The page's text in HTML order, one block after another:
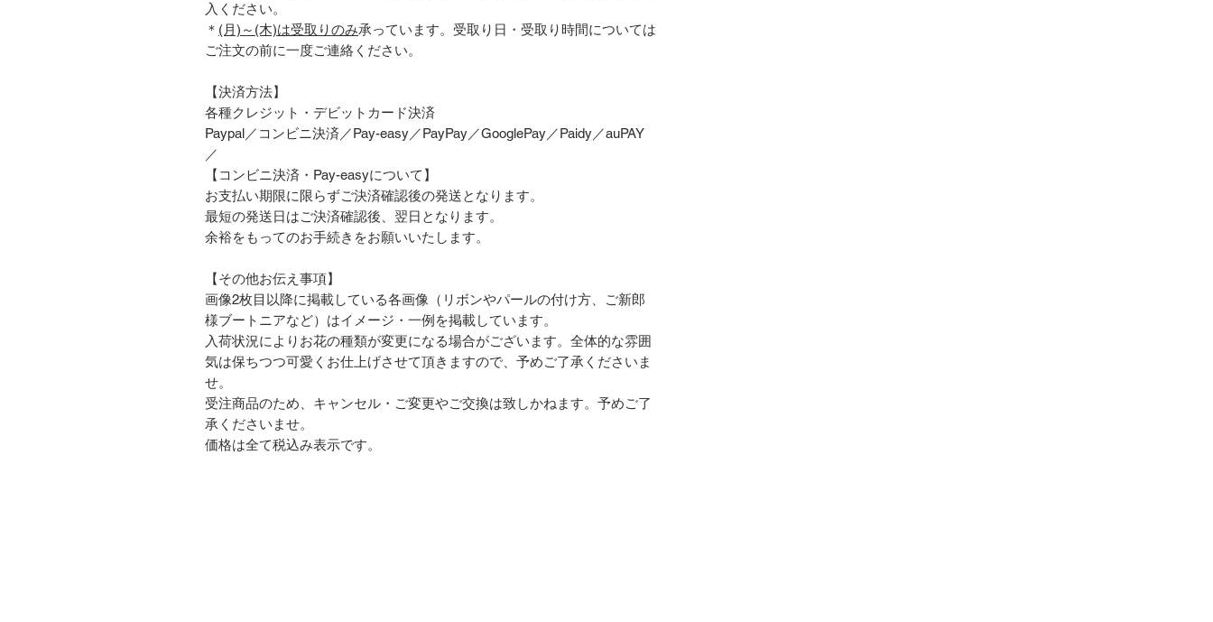
入ください。
＊ (月)～(木)は受取りのみ承っています。受取り日・受取り時間については
ご注文の前に一度ご連絡ください。
【決済方法】
各種クレジット・デビットカード決済
Paypal／コンビニ決済／Pay-easy／PayPay／GooglePay／Paidy／auPAY
／
【コンビニ決済・Pay-easyについて】
お支払い期限に限らずご決済確認後の発送となります。
最短の発送日はご決済確認後、翌日となります。
余裕をもってのお手続きをお願いいたします。
【その他お伝え事項】
画像2枚目以降に掲載している各画像（リボンやパールの付け方、ご新郎
様ブートニアなど）はイメージ・一例を掲載しています。
入荷状況によりお花の種類が変更になる場合がございます。全体的な雰囲
気は保ちつつ可愛くお仕上げさせて頂きますので、予めご了承くださいま
せ。
受注商品のため、キャンセル・ご変更やご交換は致しかねます。予めご了
承くださいませ。
価格は全て税込み表示です。